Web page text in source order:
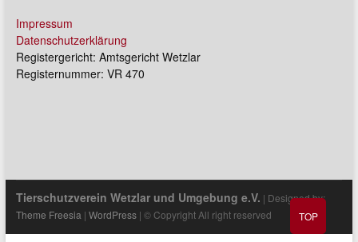
Impressum
Datenschutzerklärung
Registergericht: Amtsgericht Wetzlar
Registernummer: VR 470
Tierschutzverein Wetzlar und Umgebung e.V. | Designed by:
Theme Freesia | WordPress| © Copyright All right reserved TOP